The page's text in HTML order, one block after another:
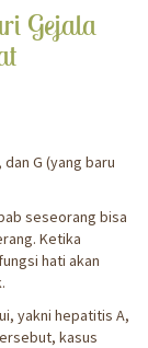
Gejala
G (yang baru
seseorang bisa
Ketika
hati akan
yakni hepatitis A,
kasus